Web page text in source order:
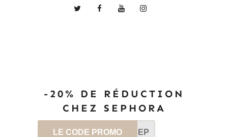
-20% DE RÉDUCTION
CHEZ SEPHORA
LE CODE PROMO SEP